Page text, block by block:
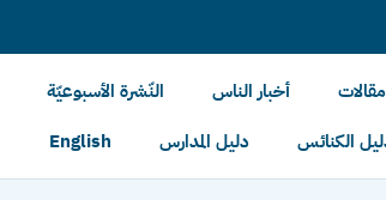
مقالات أخبار الناس النّشرة الأسبوعيّة
الكنائس
دليل المدارس English